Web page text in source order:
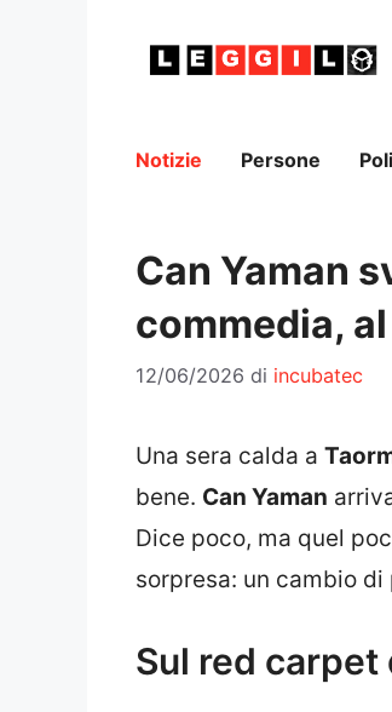
Notizie Persone
Can Yaman
commedia,
12/06/2026 di incubatec
Una sera calda a
bene. Can Yaman
Dice poco, ma quel
sorpresa: un cambio
Sul red carpet